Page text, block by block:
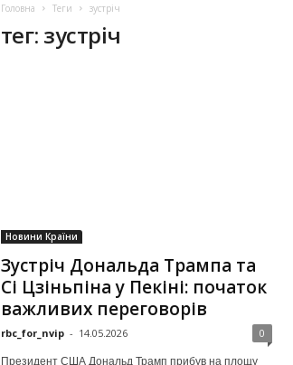
Головна Теги зустріч
тег: зустріч
Новини Країни
Зустріч Дональда Трампа та
Сі Цзіньпіна у Пекіні: початок
важливих переговорів
rbc_for_nvip - 14.05.2026 0
Президент США Дональд Трамп прибув на площу